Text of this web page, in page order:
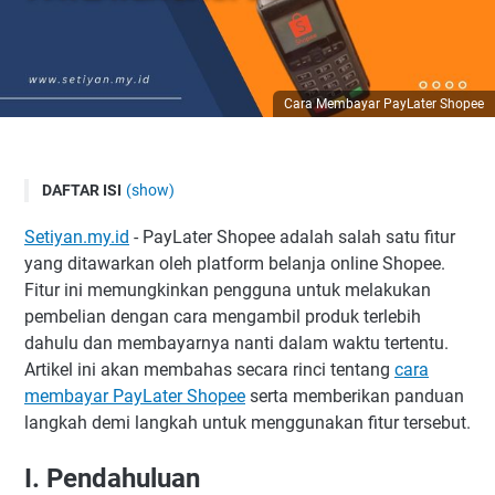
Cara Membayar PayLater Shopee
DAFTAR ISI (show)
II. Persyaratan dan Pendaftaran
Mengunduh aplikasi Shopee
Membuka akun PayLater Shopee
Melengkapi informasi pribadi
III. Menggunakan PayLater Shopee
B. Memilih metode pembayaran PayLater Shopee
Setiyan.my.id - PayLater Shopee adalah salah satu fitur
yang ditawarkan oleh platform belanja online Shopee.
Fitur ini memungkinkan pengguna untuk melakukan
pembelian dengan cara mengambil produk terlebih
dahulu dan membayarnya nanti dalam waktu tertentu.
Artikel ini akan membahas secara rinci tentang cara
membayar PayLater Shopee serta memberikan panduan
langkah demi langkah untuk menggunakan fitur tersebut.
I. Pendahuluan